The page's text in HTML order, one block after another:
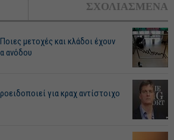
ΣΧΟΛΙΑΣΜΕΝΑ
μετοχές και κλάδοι έχουν
ανόδου
για κραχ αντίστοιχο